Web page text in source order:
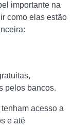
importante na
como elas estão
pelos bancos.
acesso a
e até